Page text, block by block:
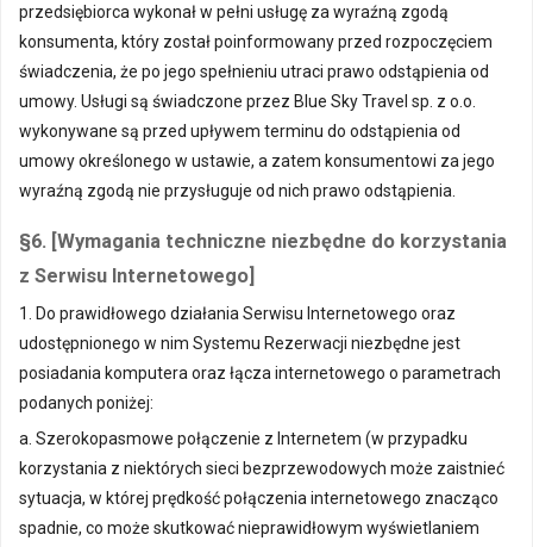
przedsiębiorca wykonał w pełni usługę za wyraźną zgodą
konsumenta, który został poinformowany przed rozpoczęciem
świadczenia, że po jego spełnieniu utraci prawo odstąpienia od
umowy. Usługi są świadczone przez Blue Sky Travel sp. z o.o.
wykonywane są przed upływem terminu do odstąpienia od
umowy określonego w ustawie, a zatem konsumentowi za jego
wyraźną zgodą nie przysługuje od nich prawo odstąpienia.
§6. [Wymagania techniczne niezbędne do korzystania
z Serwisu Internetowego]
1. Do prawidłowego działania Serwisu Internetowego oraz
udostępnionego w nim Systemu Rezerwacji niezbędne jest
posiadania komputera oraz łącza internetowego o parametrach
podanych poniżej:
a. Szerokopasmowe połączenie z Internetem (w przypadku
korzystania z niektórych sieci bezprzewodowych może zaistnieć
sytuacja, w której prędkość połączenia internetowego znacząco
spadnie, co może skutkować nieprawidłowym wyświetlaniem